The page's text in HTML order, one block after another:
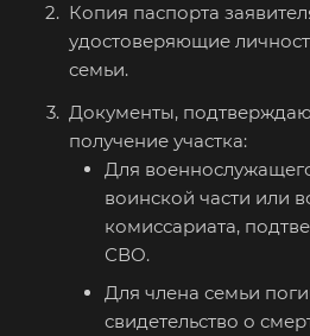
Копия паспорта
удостоверяющие
семьи.
Документы,
получение участка:
Для
воинской части или
комиссариата,
СВО.
Для члена семьи
свидетельство о